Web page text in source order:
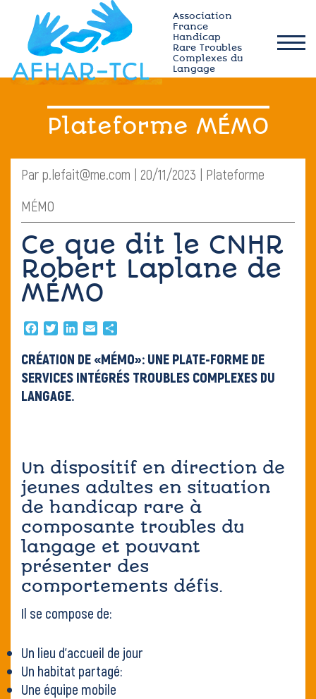
content
afhar-
tcl
Association
France
Handicap
Rare Troubles
Complexes du
Langage
Qui sommes-nous ?
Ressources TCL
Adhérez
Plateforme MÉMO
Par p.lefait@me.com | 20/11/2023 | Plateforme
MÉMO
Ce que dit le CNHR
Robert Laplane de
MÉMO
FacebookTwitterLinkedIn
Email
CRÉATION DE «MÉMO»: UNE PLATE-FORME DE
SERVICES INTÉGRÉS TROUBLES COMPLEXES DU
LANGAGE.
Un dispositif en direction de
jeunes adultes en situation
de handicap rare à
composante troubles du
langage et pouvant
présenter des
comportements défis.
Il se compose de:
Un lieu d’accueil de jour
Un habitat partagé:
Une équipe mobile